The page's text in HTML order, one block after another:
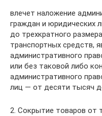
влечет наложение
граждан и юридических
до трехкратного
транспортных средств,
административного
или без таковой либо
административного
лиц — от десяти тысяч
2. Сокрытие товаров от